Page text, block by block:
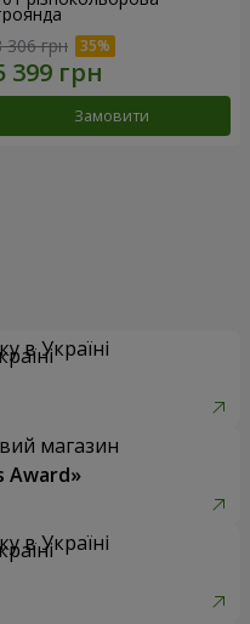
306 грн
Замовити
в Україні
магазин
Award»
в Україні